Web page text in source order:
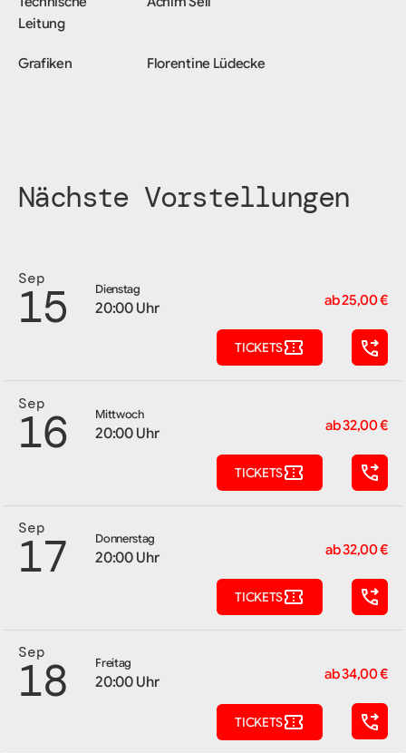
Leitung
Grafiken Florentine Lüdecke
Nächste Vorstellungen
Sep
15 Dienstag
20:00 Uhr ab 25,00 €
TICKETS
Sep
16 Mittwoch
20:00 Uhr ab 32,00 €
TICKETS
Sep
17 Donnerstag
20:00 Uhr ab 32,00 €
TICKETS
Sep
18 Freitag
20:00 Uhr ab 34,00 €
TICKETS